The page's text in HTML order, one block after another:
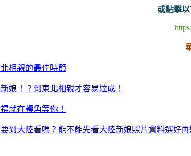
或點擊
相親的最佳時節
娘！？到東北相親才容易達成！
就在轉角等你！
到大陸看嗎？能不能先看大陸新娘照片資料選好再